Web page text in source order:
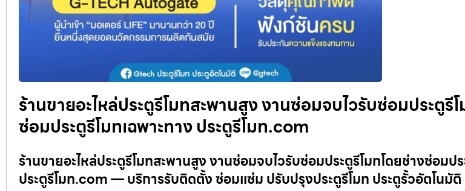
ร้านขายอะไหล่ประตูรีโมทสะพานสูง งานซ่อมจบไวรับซ่อมประตูรี
ซ่อมประตูรีโมทเฉพาะทาง ประตูรีโมท.com
ร้านขายอะไหล่ประตูรีโมทสะพานสูง งานซ่อมจบไวรับซ่อมประตูรีโมทโดยช่างซ่อมปร
ประตูรีโมท.com — บริการรับติดตั้ง ซ่อมแซ่ม ปรับปรุงประตูรีโมท ประตูรั้วอัตโนมั